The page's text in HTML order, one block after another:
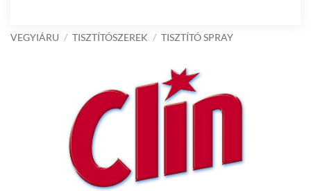
VEGYIÁRU / TISZTÍTÓSZEREK / TISZTÍTÓ SPRAY